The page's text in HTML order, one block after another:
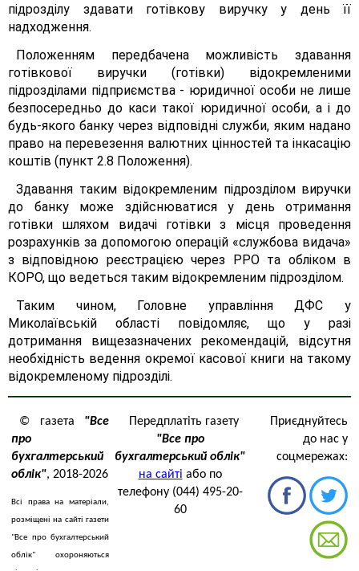
підрозділу здавати готівкову виручку у день її
надходження.
Положенням передбачена можливість здавання
готівкової виручки (готівки) відокремленими
підрозділами підприємства - юридичної особи не лише
безпосередньо до каси такої юридичної особи, а і до
будь-якого банку через відповідні служби, яким надано
право на перевезення валютних цінностей та інкасацію
коштів (пункт 2.8 Положення).
Здавання таким відокремленим підрозділом виручки
до банку може здійснюватися у день отримання
готівки шляхом видачі готівки з місця проведення
розрахунків за допомогою операцій «службова видача»
з відповідною реєстрацією через РРО та обліком в
КОРО, що ведеться таким відокремленим підрозділом.
Таким чином, Головне управління ДФС у
Миколаївській області повідомляє, що у разі
дотримання вищезазначених рекомендацій, відсутня
необхідність ведення окремої касової книги на такому
відокремленому підрозділі.
© газета "Все
про
бухгалтерський
облік", 2018-2026
Всі права на матеріали,
розміщені на сайті газети
"Все про бухгалтерський
облік" охороняються
Передплатіть газету
"Все про
бухгалтерський облік"
на сайті або по
телефону (044) 495-20-
60
Приєднуйтесь
до нас у
соцмережах: